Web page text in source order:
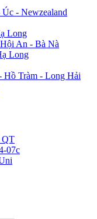
- Newzealand
Long
An - Bà Nà
Long
Hồ Tràm - Long Hải
QT
07c